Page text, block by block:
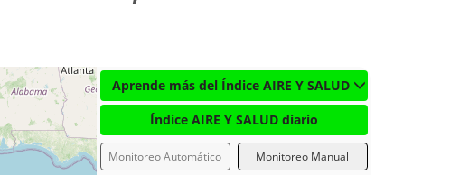
Aprende más del Índice AIRE Y SALUD
Índice AIRE Y SALUD diario
Monitoreo Automático Monitoreo Manual